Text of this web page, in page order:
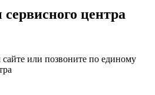
центра
сайте или позвоните по единому